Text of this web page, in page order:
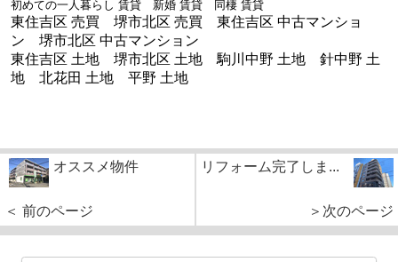
初めての一人暮らし 賃貸 新婚 賃貸 同棲 賃貸
東住吉区 売買 堺市北区 売買 東住吉区 中古マンショ
ン 堺市北区 中古マンション
東住吉区 土地 堺市北区 土地 駒川中野 土地 針中野 土
地 北花田 土地 平野 土地
オススメ物件
＜ 前のページ
リフォーム完了しま...
＞次のページ